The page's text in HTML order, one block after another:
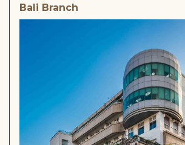
Bali Branch